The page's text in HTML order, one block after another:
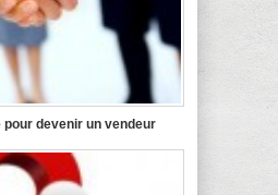
pour devenir un vendeur